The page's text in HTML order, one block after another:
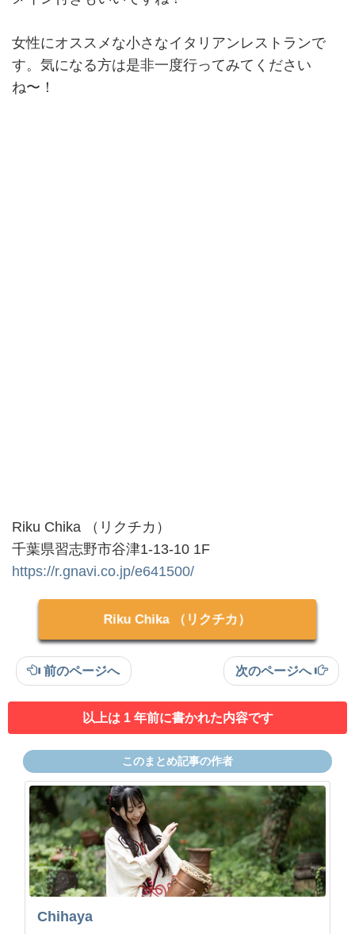
女性にオススメな小さなイタリアンレストランで
す。気になる方は是非一度行ってみてください
ね〜！
Riku Chika （リクチカ）
千葉県習志野市谷津1-13-10 1F
https://r.gnavi.co.jp/e641500/
Riku Chika （リクチカ）
前のページへ 次のページへ
以上は 1 年前に書かれた内容です
このまとめ記事の作者
Chihaya